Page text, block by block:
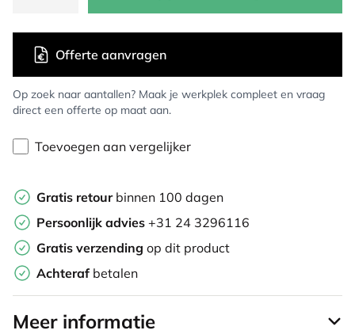
Op zoek naar aantallen? Maak je werkplek compleet en vraag
direct een offerte op maat aan.
Offerte aanvragen
Toevoegen aan vergelijker
Gratis retourbinnen 100 dagen
Persoonlijk advies +31 24 3296116
Gratis verzending op dit product
Achteraf betalen
Meer informatie